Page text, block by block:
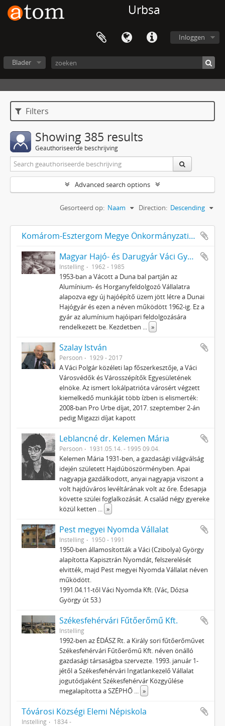
Urbsa
Inloggen
Blader
Filters
Showing 385 results
Geauthoriseerde beschrijving
Advanced search options
Gesorteerd op: Naam Direction: Descending
Komárom-Esztergom Megye Önkormányzati Hivatala Bélyeggyűjtő Egyesülete Tatabánya
Magyar Hajó- és Darugyár Váci Gyáregység (korábban Duna Hajógyár)
Instelling 1962 - 1985
1953-ban a Vácott a Duna bal partján az
Alumínium- és Horganyfeldolgozó Vállalatra
alapozva egy új hajóépítő üzem jött létre a Dunai
Hajógyár és ezen a néven működött 1962-ig. Ez a
gyár az alumínium hajóipari feldolgozására
rendelkezett be. Kezdetben ... »
Szalay István
Persoon 1929 - 2017
A Váci Polgár közéleti lap főszerkesztője, a Váci
Városvédők és Városszépítők Egyesületének
elnöke. Az ismert lokálpatrióta városért végzett
kiemelkedő munkáját több ízben is elismerték:
2008-ban Pro Urbe díjat, 2017. szeptember 2-án
pedig Migazzi díjat kapott
Leblancné dr. Kelemen Mária
Persoon 1931.05.14. - 1995 09.04.
Kelemen Mária 1931-ben, a gazdasági világválság
idején született Hajdúböszörményben. Apai
nagyapja gazdálkodott, anyai nagyapja viszont a
volt hajdúváros levéltárának volt az őre. Édesapja
követte szülei foglalkozását. A család négy gyereke
közül ketten ... »
Pest megyei Nyomda Vállalat
Instelling 1950 - 1991
1950-ben államosították a Váci (Czibolya) György
alapította Kapisztrán Nyomdát, felszerelését
elvitték, majd Pest megyei Nyomda Vállalat néven
működött.
1991.04.11-től Váci Nyomda Kft. (Vác, Dózsa
György út 53.)
Székesfehérvári Fűtőerőmű Kft.
Instelling
1992-ben az ÉDÁSZ Rt. a Király sori fűtőerőművet
Székesfehérvári Fűtőerőmű Kft. néven önálló
gazdasági társaságba szervezte. 1993. január 1-
jétől a Székesfehérvári Ingatlankezelő Vállalat
jogutódjaként Székesfehérvár Közgyűlése
megalapította a SZÉPHŐ ... »
Tóvárosi Községi Elemi Népiskola
Instelling 1834 -